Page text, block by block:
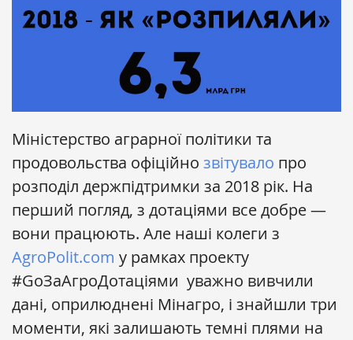
Міністерство аграрної політики та
продовольства офіційно звітувало про
розподіл держпідтримки за 2018 рік. На
перший погляд, з дотаціями все добре —
вони працюють. Але наші колеги з
AgroPolit.com у рамках проекту
#GoЗаАгроДотаціями уважно вивчили
дані, оприлюднені Мінагро, і знайшли три
моменти, які залишають темні плями на